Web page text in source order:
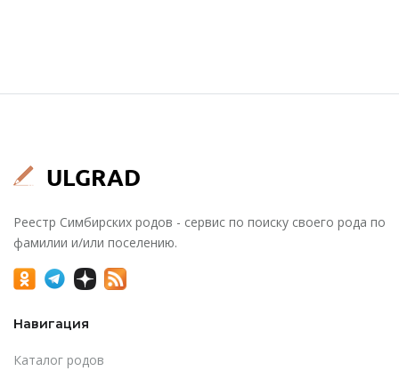
Реестр Симбирских родов - сервис по поиску своего рода по
фамилии и/или поселению.
Навигация
Каталог родов